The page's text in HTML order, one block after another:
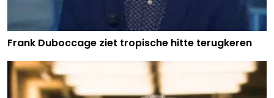
Frank Duboccage ziet tropische hitte terugkeren